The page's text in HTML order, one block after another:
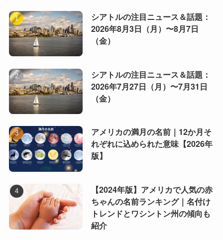
シアトルの注目ニュース＆話題：
2026年8月3日（月）〜8月7日
（金）
シアトルの注目ニュース＆話題：
2026年7月27日（月）〜7月31日
（金）
アメリカの満月の名前｜12か月そ
れぞれに込められた意味【2026年
版】
【2024年版】アメリカで人気の赤
ちゃんの名前ランキング｜名付け
トレンドとワシントン州の傾向も
紹介